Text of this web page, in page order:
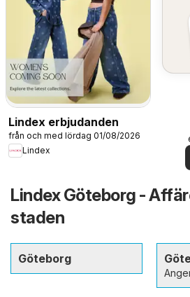
Lindex erbjudanden
från och med lördag 01/08/2026
Lindex
Lindex Göteborg -
staden
Göteborg